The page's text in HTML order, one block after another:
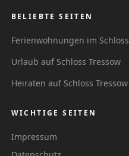
BELIEBTE SEITEN
Ferienwohnungen im Schloss
Urlaub auf Schloss Tressow
Heiraten auf Schloss Tressow
WICHTIGE SEITEN
Impressum